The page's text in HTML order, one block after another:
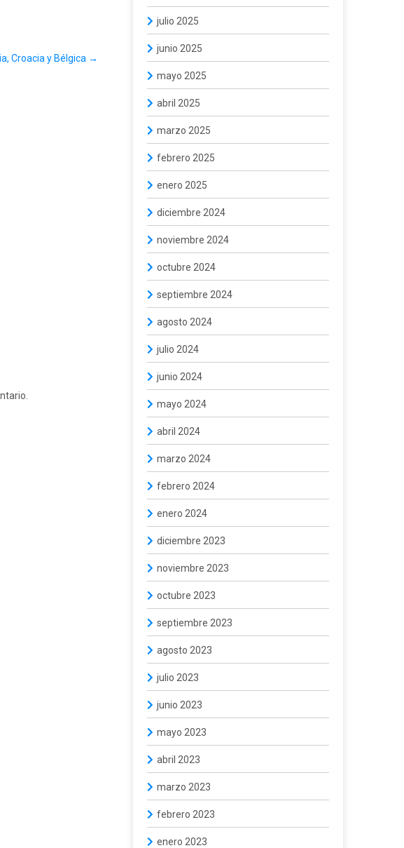
Croacia y Bélgica →
julio 2025
junio 2025
mayo 2025
abril 2025
marzo 2025
febrero 2025
enero 2025
diciembre 2024
noviembre 2024
octubre 2024
septiembre 2024
agosto 2024
julio 2024
junio 2024
mayo 2024
abril 2024
marzo 2024
febrero 2024
enero 2024
diciembre 2023
noviembre 2023
octubre 2023
septiembre 2023
agosto 2023
julio 2023
junio 2023
mayo 2023
abril 2023
marzo 2023
febrero 2023
enero 2023